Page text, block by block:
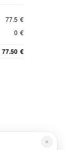
77.5 €
0 €
77.50 €